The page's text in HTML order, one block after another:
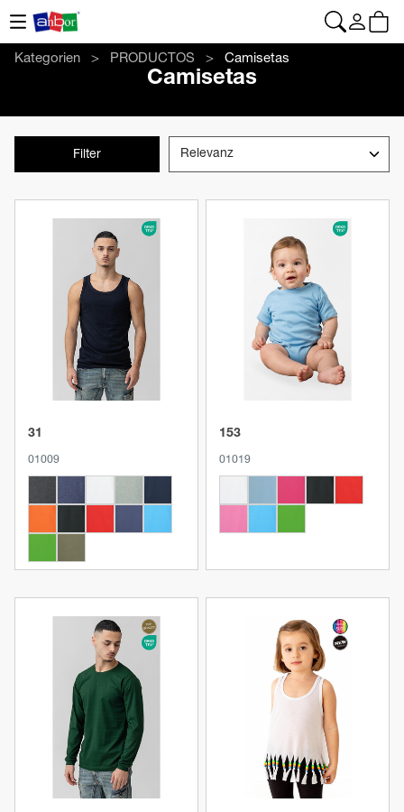
Kategorien PRODUCTOS Camisetas
Camisetas
Filter
Produkt anzeigen
31
01009
Produkt anzeigen
153
01019
Produkt anzeigen Produkt anzeigen